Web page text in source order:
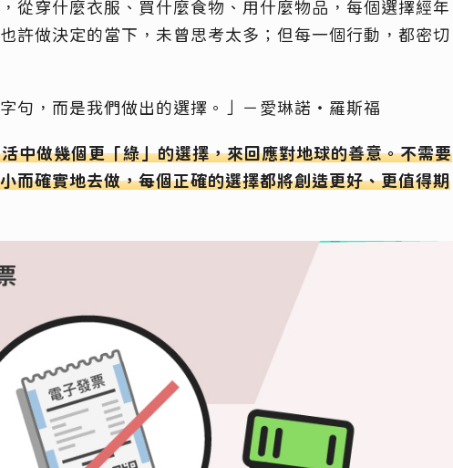
從穿什麼衣服、買什麼食物、用什麼物品，每個選擇經年
許做決定的當下，未曾思考太多；但每一個行動，都密切
句，而是我們做出的選擇。」－愛琳諾‧羅斯福
中做幾個更「綠」的選擇，來回應對地球的善意。不需要
而確實地去做，每個正確的選擇都將創造更好、更值得期